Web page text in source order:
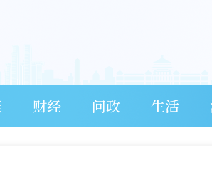
财经 问政 生活